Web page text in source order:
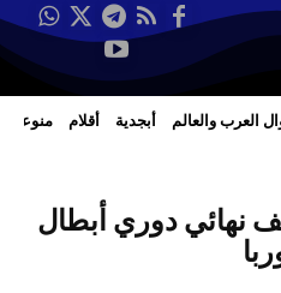
العرب والعالم أبجدية أقلام منوعات
نهائي دوري أبطال